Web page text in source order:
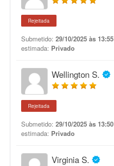
Rejeitada
Submetido: 29/10/2025 às 13:55
estimada: Privado
Wellington S.
Rejeitada
Submetido: 29/10/2025 às 13:50
estimada: Privado
Virginia S.